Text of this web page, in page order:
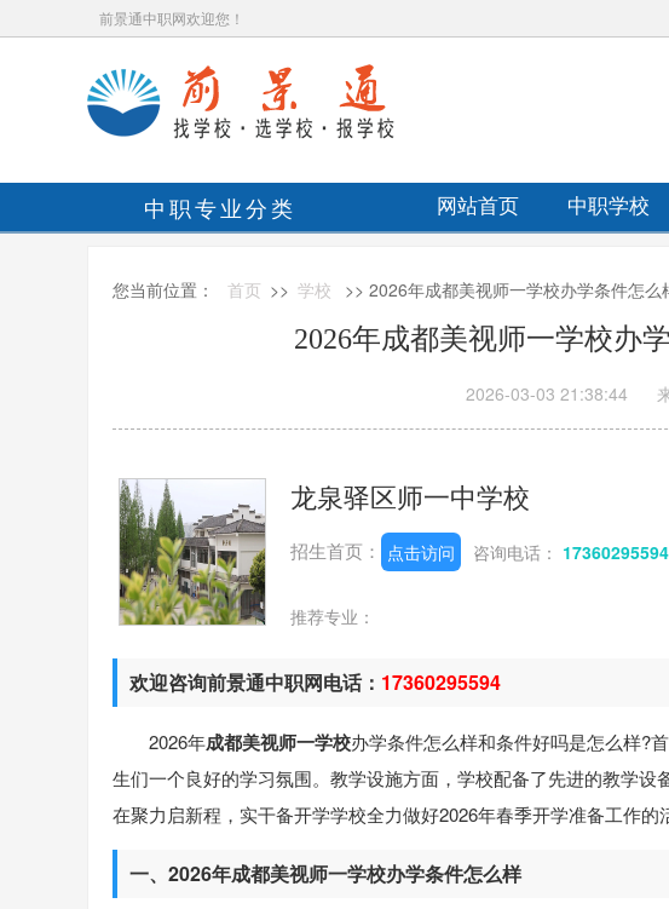
前景通中职网欢迎您！
中职专业分类 网站首页 中职学校
您当前位置： 首页 >> 学校 >> 2026年成都美视师一学校办学条件怎么
2026年成都美视师一学校办
2026-03-03 21:38:44
龙泉驿区师一中学校
招生首页： 点击访问 咨询电话： 17360295594
推荐专业：
欢迎咨询前景通中职网电话： 17360295594
2026年成都美视师一学校办学条件怎么样和条件好吗是怎么样?
生们一个良好的学习氛围。教学设施方面，学校配备了先进的教学
在聚力启新程，实干备开学学校全力做好2026年春季开学准备工作的
一、2026年成都美视师一学校办学条件怎么样